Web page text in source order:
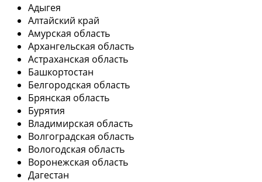
Адыгея
Алтайский край
Амурская область
Архангельская область
Астраханская область
Башкортостан
Белгородская область
Брянская область
Бурятия
Владимирская область
Волгоградская область
Вологодская область
Воронежская область
Дагестан